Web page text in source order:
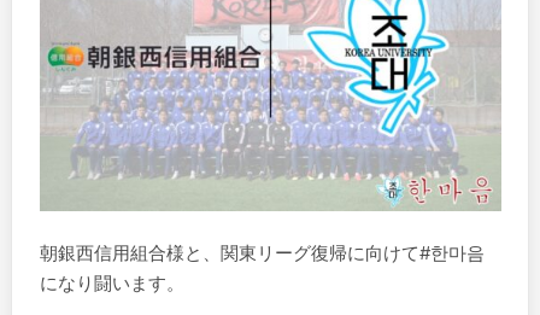
朝銀西信用組合様と、関東リーグ復帰に向けて#한마음
になり闘います。